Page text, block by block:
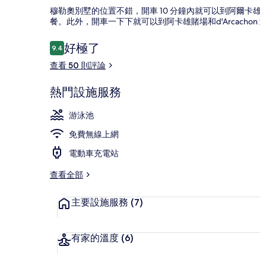
穆勒奧別墅的位置不錯，開車 10 分鐘內就可以到阿爾
餐。此外，開車一下下就可以到阿卡雄賭場和d'Arcachon
評
論
9.49.4 分，滿分 10 分，
好極了
查看 50 則評論
熱門設施服務
游泳池
免費無線上網
電動車充電站
查看全部
主要設施服務 (7)
有家的溫度 (6)